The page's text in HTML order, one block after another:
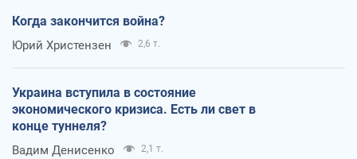
Когда закончится война?
Юрий Христензен 2,6 т.
Украина вступила в состояние
экономического кризиса. Есть ли свет в
конце туннеля?
Вадим Денисенко 2,1 т.